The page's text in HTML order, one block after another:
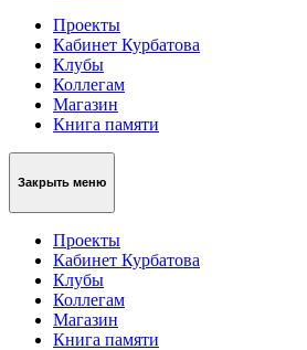
Проекты
Кабинет Курбатова
Клубы
Коллегам
Магазин
Книга памяти
Закрыть меню
Проекты
Кабинет Курбатова
Клубы
Коллегам
Магазин
Книга памяти